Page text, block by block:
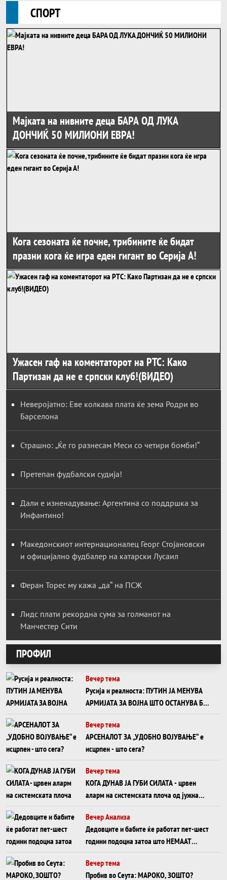
СПОРТ
Мајката на нивните деца БАРА ОД ЛУКА
ДОНЧИЌ 50 МИЛИОНИ ЕВРА!
Кога сезоната ќе почне, трибините ќе бидат
празни кога ќе игра еден гигант во Серија А!
Ужасен гаф на коментаторот на РТС: Како
Партизан да не е српски клуб!(ВИДЕО)
Неверојатно: Еве колкава плата ќе зема Родри во
Барселона
Страшно: „Ќе го разнесам Меси со четири бомби!“
Претепан фудбалски судија!
Дали е изненадување: Аргентина со поддршка за
Инфантино!
Македонскиот интернационалец Георг Стојановски
и официјално фудбалер на катарски Лусаил
Феран Торес му кажа „да“ на ПСЖ
Лидс плати рекордна сума за голманот на
Манчестер Сити
ПРОФИЛ
Вечер тема
Русија и реалноста: ПУТИН ЈА МЕНУВА
АРМИЈАТА ЗА ВОЈНА ШТО ОСТАНУВА БЕЗ
ФРОНТ
Вечер тема
АРСЕНАЛОТ ЗА „УДОБНО ВОЈУВАЊЕ“ е
исцрпен - што сега?
Вечер тема
КОГА ДУНАВ ЈА ГУБИ СИЛАТА - црвен
аларм на системската плоча од јужна
Германија до Црното Море...
Вечер Анализа
Дедовците и бабите ќе работат пет-шест
години подоцна затоа што НЕМААТ
ВНУЦИ ДА ГИ ЗАМЕНАТ
Вечер тема
Пробив во Сеута: МАРОКО, ЗОШТО?